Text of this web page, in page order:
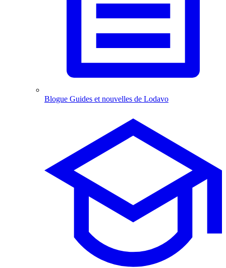
Blogue Guides et nouvelles de Lodavo